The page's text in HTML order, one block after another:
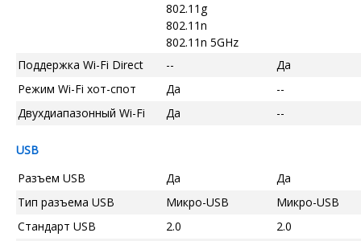
802.11g
802.11n
802.11n 5GHz
Поддержка Wi-Fi Direct --
Да
Режим Wi-Fi хот-спот
Да
--
Двухдиапазонный Wi-Fi
Да --
USB
Разъем USB
Да
Да
Тип разъема USB
Микро-USB
Микро-USB
Стандарт USB
2.0
2.0